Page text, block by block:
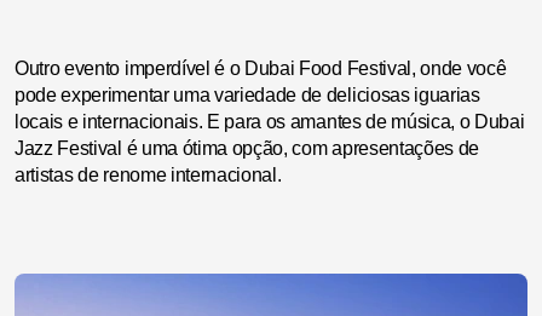
Outro evento imperdível é o Dubai Food Festival, onde você
pode experimentar uma variedade de deliciosas iguarias
locais e internacionais. E para os amantes de música, o Dubai
Jazz Festival é uma ótima opção, com apresentações de
artistas de renome internacional.